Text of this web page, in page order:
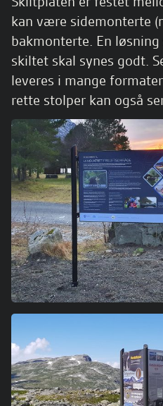
kan være sidemonterte
bakmonterte. En
skiltet skal synes godt.
leveres i mange
rette stolper kan også